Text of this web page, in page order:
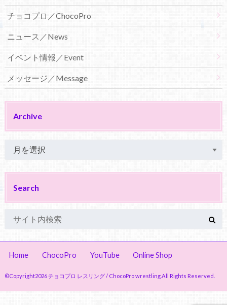
チョコプロ／ChocoPro
ニュース／News
イベント情報／Event
メッセージ／Message
Archive
Search
Home ChocoPro YouTube Online Shop
©Copyright2026チョコプロ レスリング / ChocoPro wrestling.All Rights Reserved.